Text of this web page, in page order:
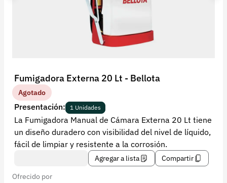
Fumigadora Externa 20 Lt - Bellota
Agotado
Presentación: 1 Unidades
La Fumigadora Manual de Cámara Externa 20 Lt tiene
un diseño duradero con visibilidad del nivel de líquido,
fácil de limpiar y resistente a la corrosión.
Agregar a lista
Compartir
Ofrecido por
contacto@croper.com
© 2026 Croper.com Todos los derechos reservados
Versión 5.45.0
Síguenos